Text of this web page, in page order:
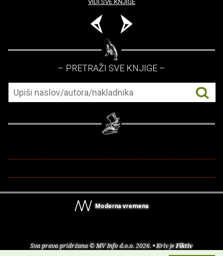
VIDI SVE KNJIGE
– PRETRAŽI SVE KNJIGE –
Moderna vremena
Sva prava pridržana © MV Info d.o.o. 2026. • Kriv jeFiktiv